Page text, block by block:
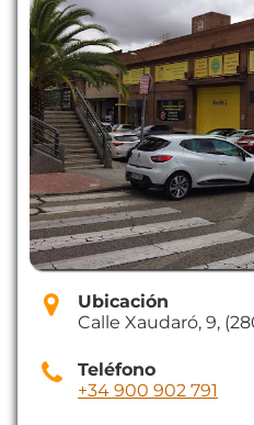
Ubicación
Calle Xaudaró, 9,
Teléfono
+34 900 902 791